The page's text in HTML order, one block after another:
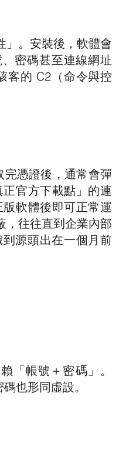
」。安裝後，軟體會
密碼甚至連線網址
客的 C2（命令與控
完憑證後，通常會彈
官方下載點」的連
軟體後即可正常運
，往往直到企業內部
源頭出在一個月前
「帳號＋密碼」。
也形同虛設。